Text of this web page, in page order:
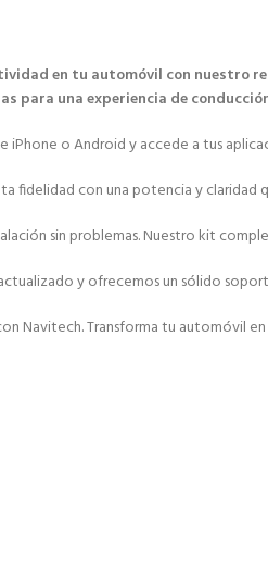
en tu automóvil con nuestro
para una experiencia de
o Android y accede a tus
fidelidad con una potencia y
sin problemas. Nuestro kit
y ofrecemos un sólido
Navitech. Transforma tu